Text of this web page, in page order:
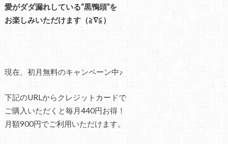
愛がダダ漏れしている“黒鴨頭”を
お楽しみいただけます（≧∇≦）
現在、初月無料のキャンペーン中♪
下記のURLからクレジットカードで
ご購入いただくと毎月440円お得！
月額900円でご利用いただけます。